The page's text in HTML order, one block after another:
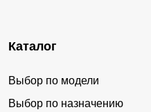
Каталог
Выбор по модели
Выбор по назначению